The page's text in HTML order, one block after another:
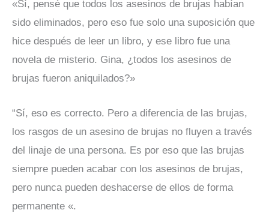
«Sí, pensé que todos los asesinos de brujas habían
sido eliminados, pero eso fue solo una suposición que
hice después de leer un libro, y ese libro fue una
novela de misterio. Gina, ¿todos los asesinos de
brujas fueron aniquilados?»
“Sí, eso es correcto. Pero a diferencia de las brujas,
los rasgos de un asesino de brujas no fluyen a través
del linaje de una persona. Es por eso que las brujas
siempre pueden acabar con los asesinos de brujas,
pero nunca pueden deshacerse de ellos de forma
permanente «.